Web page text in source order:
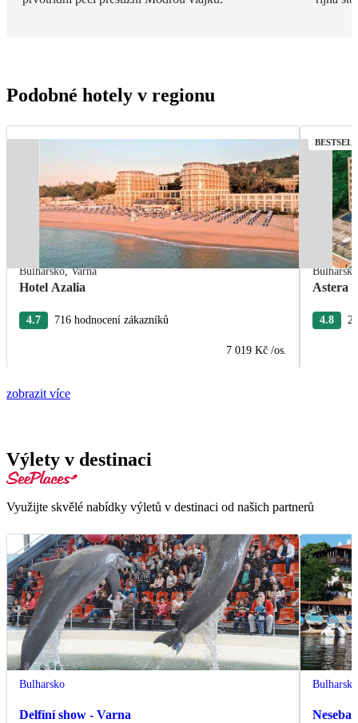
Podobné hotely v regionu
Bulharsko,Varna
Hotel Azalia
4.7 716 hodnocení zákazníků
7 019 Kč /os.
Bulharsko
Astera
4.8
zobrazit více
Výlety v destinaci
Využijte skvělé nabídky výletů v destinaci od našich partnerů
Bulharsko
Delfíní show - Varna
Bulharsko